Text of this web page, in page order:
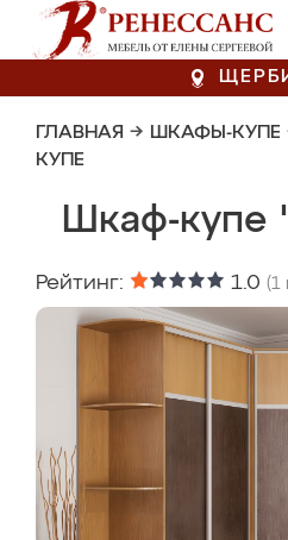
ГЛАВНАЯ → ШКАФЫ-КУПЕ
КУПЕ
Шкаф-купе
Рейтинг: 1.0 (1